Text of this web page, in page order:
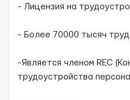
- Лицензия на
- Более 70000 тысяч
-Является членом REC
трудоустройства